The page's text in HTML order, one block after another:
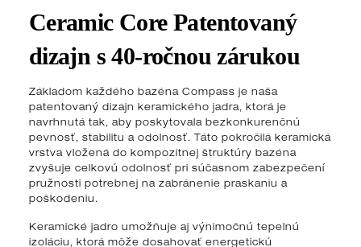
Ceramic Core Patentovaný
dizajn s 40-ročnou zárukou
Základom každého bazéna Compass je naša
patentovaný dizajn keramického jadra, ktorá je
navrhnutá tak, aby poskytovala bezkonkurenčnú
pevnosť, stabilitu a odolnosť. Táto pokročilá keramická
vrstva vložená do kompozitnej štruktúry bazéna
zvyšuje celkovú odolnosť pri súčasnom zabezpečení
pružnosti potrebnej na zabránenie praskaniu a
poškodeniu.
Keramické jadro umožňuje aj výnimočnú tepelnú
izoláciu, ktorá môže dosahovať energetickú